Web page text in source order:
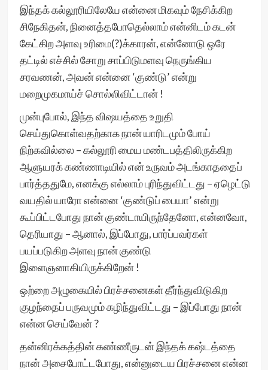
இந்தக் கல்லூரியிலேயே என்னை மிகவும் நேசிக்கிற
சிநேகிதன், நினைத்தபோதெல்லாம் என்னிடம் கடன்
கேட்கிற அளவு உரிமை(?)க்காரன், என்னோடு ஒரே
தட்டில் எச்சில் சோறு சாப்பிடுமளவு நெருங்கிய
சரவணன், அவன் என்னை ‘குண்டு’ என்று
மறைமுகமாய்ச் சொல்லிவிட்டான் !
முன்புபோல், இந்த விஷயத்தை உறுதி
செய்துகொள்வதற்காக நான் யாரிடமும் போய்
நிற்கவில்லை – கல்லூரி மைய மண்டபத்திலிருக்கிற
ஆளுயரக் கண்ணாடியில் என் உருவம் அடங்காததைப்
பார்த்ததுமே, எனக்கு எல்லாம் புரிந்துவிட்டது – ஏழெட்டு
வயதில் யாரோ என்னை ‘குண்டுப் பையா’ என்று
கூப்பிட்டபோது நான் குண்டாயிருந்தேனோ, என்னவோ,
தெரியாது – ஆனால், இப்போது, பார்ப்பவர்கள்
பயப்படுகிற அளவு நான் குண்டு
இளைஞனாகியிருக்கிறேன் !
ஒற்றை அழுகையில் பிரச்சனைகள் தீர்ந்துவிடுகிற
குழந்தைப் பருவமும் கழிந்துவிட்டது – இப்போது நான்
என்ன செய்வேன் ?
தன்னிரக்கத்தின் கண்ணீருடன் இந்தக் கஷ்டத்தை
நான் அசைபோட்டபோது, என்னுடைய பிரச்சனை என்ன